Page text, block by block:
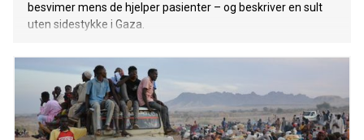
besvimer mens de hjelper pasienter – og beskriver en sult
uten sidestykke i Gaza.